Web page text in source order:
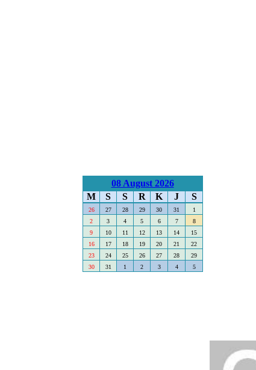
08 August 2026
M
S S R K J S
26 27 28 29 30 31
1
2
3 4 5 6 7
8
9
10 11 12 13 14
15
16
17 18 19 20 21
22
23
24 25 26 27 28
29
30
31 1 2 3 4 5